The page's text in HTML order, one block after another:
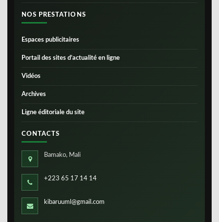
NOS PRESTATIONS
Espaces publicitaires
Portail des sites d’actualité en ligne
Vidéos
Archives
Ligne éditoriale du site
CONTACTS
Bamako, Mali
+223 65 17 14 14
kibaruuml@gmail.com